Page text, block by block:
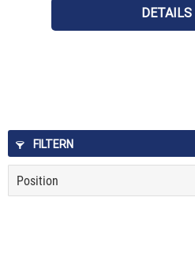
DETAILS
FILTERN